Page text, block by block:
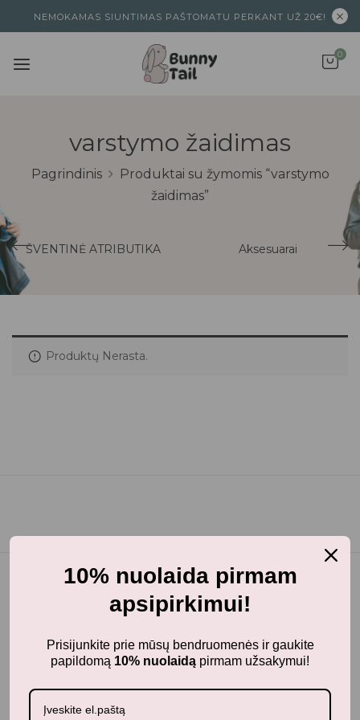
NEMOKAMAS SIUNTIMAS PAŠTOMATU PERKANT UŽ 20€!
0
varstymo žaidimas
Pagrindinis
Produktai su žymomis “varstymo
žaidimas”
ŠVENTINĖ ATRIBUTIKA Aksesuarai
Produktų Nerasta.
BunnyTail– vaikiškų prekių krautuvėlė, kurioje rasite
kokybiškus ir stilingus daiktus savo vaikams!
10% nuolaida pirmam
apsipirkimui!
Prisijunkite prie mūsų bendruomenės ir gaukite
papildomą 10% nuolaidą pirmam užsakymui!